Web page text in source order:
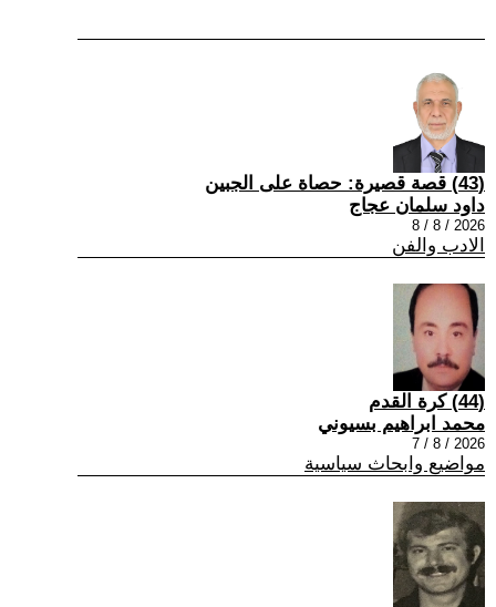
(43) قصة قصيرة: حصاة على الجبين
داود سلمان عجاج
2026 / 8 / 8
الادب والفن
(44) كرة القدم
محمد ابراهيم بسيوني
2026 / 8 / 7
مواضيع وابحاث سياسية